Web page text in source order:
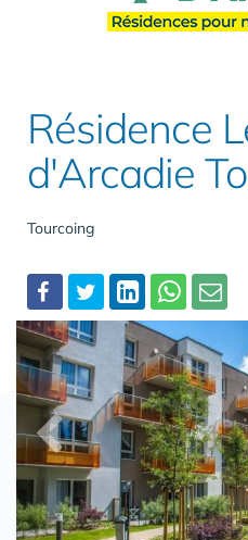
Résidence
d'Arcadie
Tourcoing
Partager